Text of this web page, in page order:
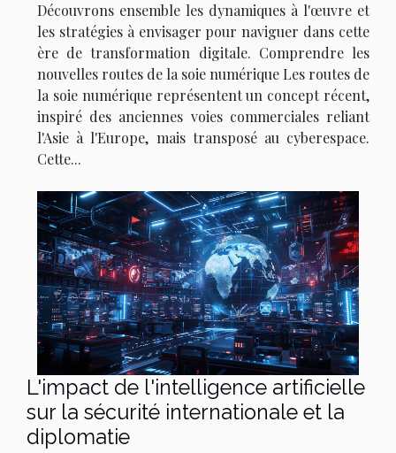
Découvrons ensemble les dynamiques à l'œuvre et
les stratégies à envisager pour naviguer dans cette
ère de transformation digitale. Comprendre les
nouvelles routes de la soie numérique Les routes de
la soie numérique représentent un concept récent,
inspiré des anciennes voies commerciales reliant
l'Asie à l'Europe, mais transposé au cyberespace.
Cette...
L'impact de l'intelligence artificielle
sur la sécurité internationale et la
diplomatie